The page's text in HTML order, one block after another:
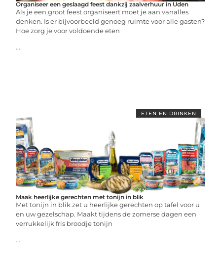
Organiseer een geslaagd feest dankzij zaalverhuur in Uden
Als je een groot feest organiseert moet je aan vanalles
denken. Is er bijvoorbeeld genoeg ruimte voor alle gasten?
Hoe zorg je voor voldoende eten
...
ETEN EN DRINKEN
Maak heerlijke gerechten met tonijn in blik
Met tonijn in blik zet u heerlijke gerechten op tafel voor u
en uw gezelschap. Maakt tijdens de zomerse dagen een
verrukkelijk fris broodje tonijn
...